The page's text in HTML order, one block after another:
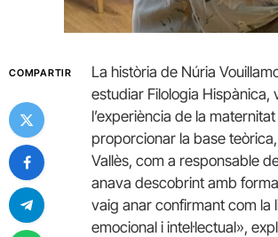
COMPARTIR
La història de Núria
estudiar Filologia
l’experiència de la
proporcionar la base
Vallès, com a responsable
anava descobrint amb
vaig anar confirmant com la
emocional i intel·lectual»,